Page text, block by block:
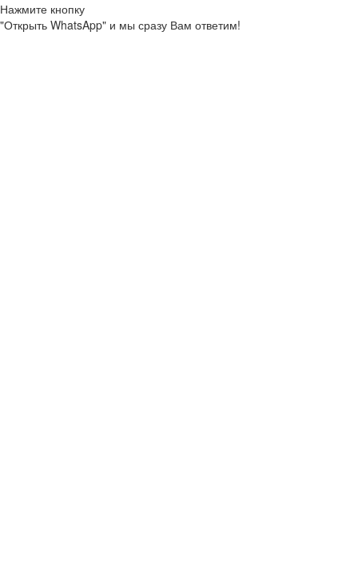
Нажмите кнопку
"Открыть WhatsApp" и мы сразу Вам ответим!